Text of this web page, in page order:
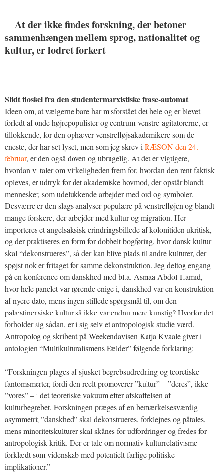
At der ikke findes forskning, der betoner
sammenhængen mellem sprog, nationalitet og
kultur, er lodret forkert
Slidt floskel fra den studentermarxistiske frase-automat
Ideen om, at vælgerne bare har misforstået det hele og er blevet
forledt af onde højrepopulister og centrum-venstre-agitatorerne, er
tillokkende, for den ophæver venstrefløjsakademikere som de
eneste, der har set lyset, men som jeg skrev i RÆSON den 24.
februar, er den også doven og ubrugelig. At det er vigtigere,
hvordan vi taler om virkeligheden frem for, hvordan den rent faktisk
opleves, er udtryk for det akademiske hovmod, der opstår blandt
mennesker, som udelukkende arbejder med ord og symboler.
Desværre er den slags analyser populære på venstrefløjen og blandt
mange forskere, der arbejder med kultur og migration. Her
importeres et angelsaksisk erindringsbillede af kolonitiden ukritisk,
og der praktiseres en form for dobbelt bogføring, hvor dansk kultur
skal “dekonstrueres”, så der kan blive plads til andre kulturer, der
spøjst nok er fritaget for samme dekonstruktion. Jeg deltog engang
på en konference om danskhed med bl.a. Asmaa Abdol-Hamid,
hvor hele panelet var rørende enige i, danskhed var en konstruktion
af nyere dato, mens ingen stillede spørgsmål til, om den
palæstinensiske kultur så ikke var endnu mere kunstig? Hvorfor det
forholder sig sådan, er i sig selv et antropologisk studie værd.
Antropolog og skribent på Weekendavisen Katja Kvaale giver i
antologien “Multikulturalismens Fælder” følgende forklaring:
“Forskningen plages af sjusket begrebsudredning og teoretiske
fantomsmerter, fordi den reelt promoverer ”kultur” – ”deres”, ikke
”vores” – i det teoretiske vakuum efter afskaffelsen af
kulturbegrebet. Forskningen præges af en bemærkelsesværdig
asymmetri; ”danskhed” skal dekonstrueres, forklejnes og påtales,
mens minoritetskulturer skal skånes for udfordringer og fredes for
antropologisk kritik. Der er tale om normativ kulturrelativisme
forklædt som videnskab med potentielt farlige politiske
implikationer.”